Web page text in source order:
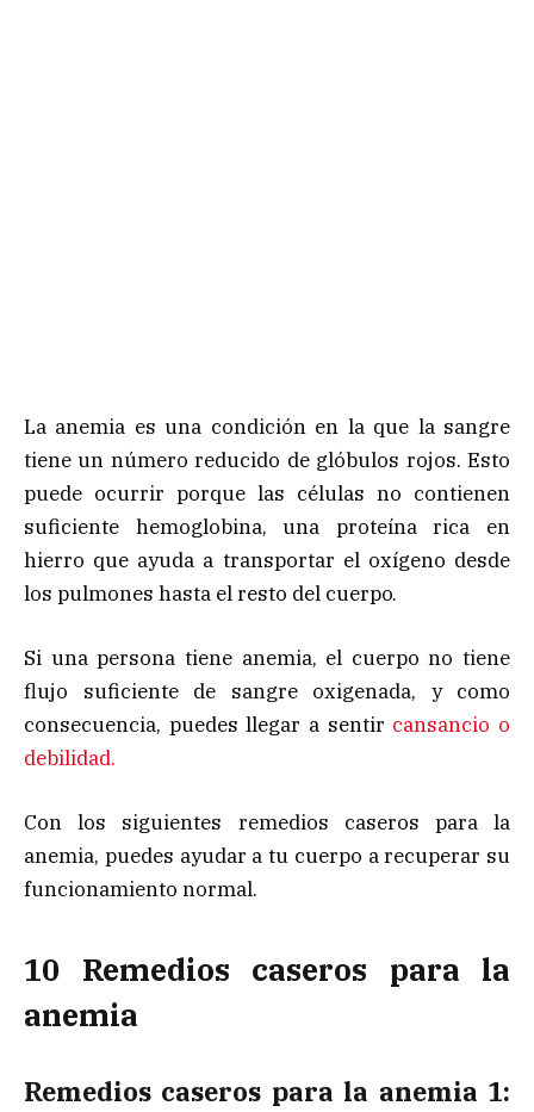
La anemia es una condición en la que la sangre
tiene un número reducido de glóbulos rojos. Esto
puede ocurrir porque las células no contienen
suficiente hemoglobina, una proteína rica en
hierro que ayuda a transportar el oxígeno desde
los pulmones hasta el resto del cuerpo.
Si una persona tiene anemia, el cuerpo no tiene
flujo suficiente de sangre oxigenada, y como
consecuencia, puedes llegar a sentir cansancio o
debilidad.
Con los siguientes remedios caseros para la
anemia, puedes ayudar a tu cuerpo a recuperar su
funcionamiento normal.
10 Remedios caseros para la
anemia
Remedios caseros para la anemia 1: